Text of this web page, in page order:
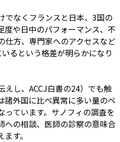
でなくフランスと日本、3国の
度や日中のパフォーマンス、不
仕方、専門家へのアクセスなど
るという格差が明らかになり
えし、ACCJ白書の24）でも触
諸外国に比べ異常に多い量のベ
っています。サノフィの調査を
への相談、医師の診察の意味合
す。